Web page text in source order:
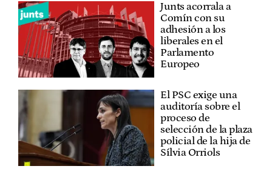
Junts acorrala a
Comín con su
adhesión a los
liberales en el
Parlamento
Europeo
El PSC exige una
auditoría sobre el
proceso de
selección de la plaza
policial de la hija de
Sílvia Orriols